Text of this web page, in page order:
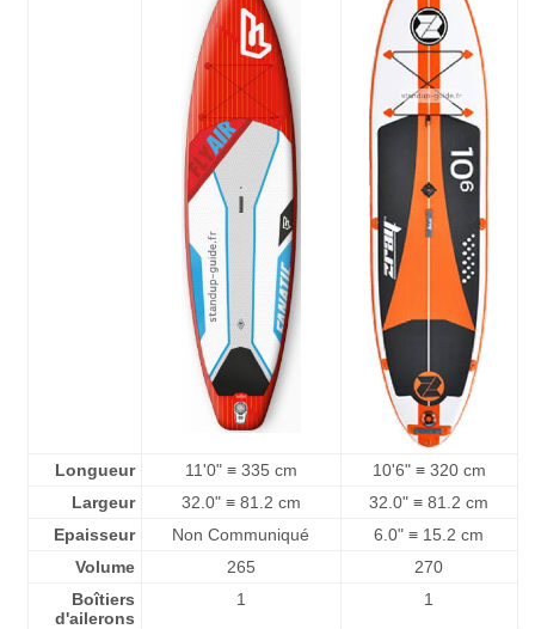
Longueur 11'0" ≡ 335 cm
10'6" ≡ 320 cm
Largeur
32.0" ≡ 81.2 cm
32.0" ≡ 81.2 cm
Epaisseur
Non Communiqué
6.0" ≡ 15.2 cm
Volume
265
270
Boîtiers
d'ailerons
1 1